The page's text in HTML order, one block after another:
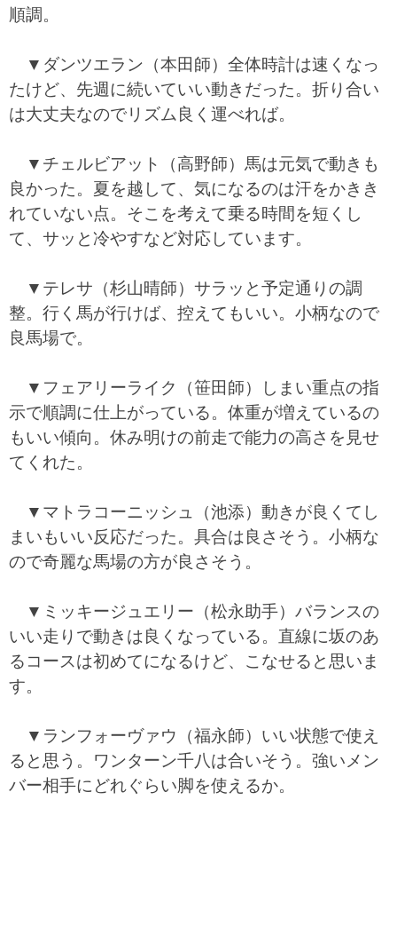
順調。
▼ダンツエラン（本田師）全体時計は速くなっ
たけど、先週に続いていい動きだった。折り合い
は大丈夫なのでリズム良く運べれば。
▼チェルビアット（高野師）馬は元気で動きも
良かった。夏を越して、気になるのは汗をかきき
れていない点。そこを考えて乗る時間を短くし
て、サッと冷やすなど対応しています。
▼テレサ（杉山晴師）サラッと予定通りの調
整。行く馬が行けば、控えてもいい。小柄なので
良馬場で。
▼フェアリーライク（笹田師）しまい重点の指
示で順調に仕上がっている。体重が増えているの
もいい傾向。休み明けの前走で能力の高さを見せ
てくれた。
▼マトラコーニッシュ（池添）動きが良くてし
まいもいい反応だった。具合は良さそう。小柄な
ので奇麗な馬場の方が良さそう。
▼ミッキージュエリー（松永助手）バランスの
いい走りで動きは良くなっている。直線に坂のあ
るコースは初めてになるけど、こなせると思いま
す。
▼ランフォーヴァウ（福永師）いい状態で使え
ると思う。ワンターン千八は合いそう。強いメン
バー相手にどれぐらい脚を使えるか。